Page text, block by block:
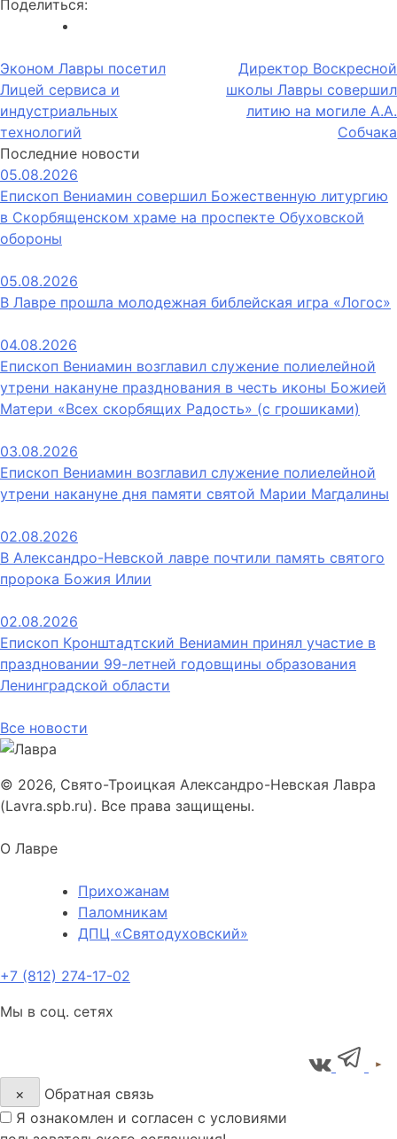
Поделиться:
Навигация
по
записям
Эконом Лавры посетил
Лицей сервиса и
индустриальных
технологий
Директор Воскресной
школы Лавры совершил
литию на могиле А.А.
Собчака
Последние новости
05.08.2026
Епископ Вениамин совершил Божественную литургию
в Скорбященском храме на проспекте Обуховской
обороны
05.08.2026
В Лавре прошла молодежная библейская игра «Логос»
04.08.2026
Епископ Вениамин возглавил служение полиелейной
утрени накануне празднования в честь иконы Божией
Матери «Всех скорбящих Радость» (с грошиками)
03.08.2026
Епископ Вениамин возглавил служение полиелейной
утрени накануне дня памяти святой Марии Магдалины
02.08.2026
В Александро-Невской лавре почтили память святого
пророка Божия Илии
02.08.2026
Епископ Кронштадтский Вениамин принял участие в
праздновании 99-летней годовщины образования
Ленинградской области
Все новости
© 2026, Свято-Троицкая Александро-Невская Лавра
(Lavra.spb.ru). Все права защищены.
О Лавре
Прихожанам
Паломникам
ДПЦ «Святодуховский»
+7 (812) 274-17-02
Мы в соц. сетях
×
Обратная связь
Я ознакомлен и согласен с условиями